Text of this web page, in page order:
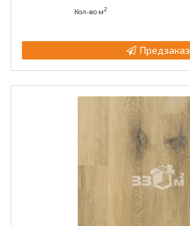
Кол-во м2
Предзаказ